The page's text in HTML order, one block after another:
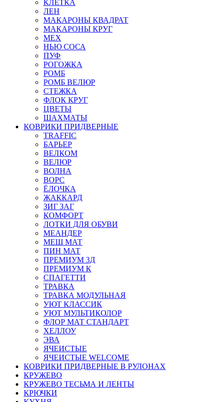
КЛЕТКА
ЛЕН
МАКАРОНЫ КВАДРАТ
МАКАРОНЫ КРУГ
МЕХ
НЬЮ СОСА
ПУФ
РОГОЖКА
РОМБ
РОМБ ВЕЛЮР
СТЕЖКА
ФЛОК КРУГ
ЦВЕТЫ
ШАХМАТЫ
КОВРИКИ ПРИДВЕРНЫЕ
TRAFFIC
БАРЬЕР
ВЕЛКОМ
ВЕЛЮР
ВОЛНА
ВОРС
ЁЛОЧКА
ЖАККАРД
ЗИГ ЗАГ
КОМФОРТ
ЛОТКИ ДЛЯ ОБУВИ
МЕАНДЕР
МЕШ МАТ
ПИН МАТ
ПРЕМИУМ 3Д
ПРЕМИУМ К
СПАГЕТТИ
ТРАВКА
ТРАВКА МОДУЛЬНАЯ
УЮТ КЛАССИК
УЮТ МУЛЬТИКОЛОР
ФЛОР МАТ СТАНДАРТ
ХЕЛЛОУ
ЭВА
ЯЧЕИСТЫЕ
ЯЧЕИСТЫЕ WELCOME
КОВРИКИ ПРИДВЕРНЫЕ В РУЛОНАХ
КРУЖЕВО
КРУЖЕВО ТЕСЬМА И ЛЕНТЫ
КРЮЧКИ